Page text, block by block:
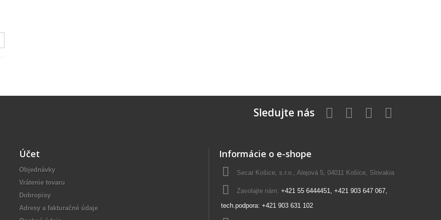
Sledujte nás
Účet
Objednávky
Vrátenie tovaru
Dobropisy
Adresy a fakturačné údaje
Informácie o e-shope
Secar Košice, s.r.o., Alejová 5, 04011 Košice, Slovakia
Zavolajte nám: +421 55 6444451, +421 903 647 067,
tech.podpora: +421 903 631 102